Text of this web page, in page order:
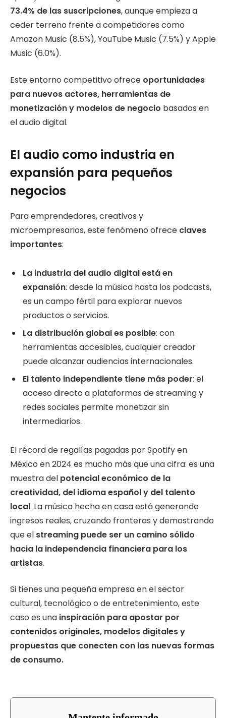
73.4% de las suscripciones, aunque empieza a
ceder terreno frente a competidores como
Amazon Music (8.5%), YouTube Music (7.5%) y Apple
Music (6.0%).
Este entorno competitivo ofrece oportunidades
para nuevos actores, herramientas de
monetización y modelos de negocio basados en
el audio digital.
El audio como industria en
expansión para pequeños
negocios
Para emprendedores, creativos y
microempresarios, este fenómeno ofrece claves
importantes:
La industria del audio digital está en
expansión: desde la música hasta los podcasts,
es un campo fértil para explorar nuevos
productos o servicios.
La distribución global es posible: con
herramientas accesibles, cualquier creador
puede alcanzar audiencias internacionales.
El talento independiente tiene más poder: el
acceso directo a plataformas de streaming y
redes sociales permite monetizar sin
intermediarios.
El récord de regalías pagadas por Spotify en
México en 2024 es mucho más que una cifra: es una
muestra del potencial económico de la
creatividad, del idioma español y del talento
local. La música hecha en casa está generando
ingresos reales, cruzando fronteras y demostrando
que el streaming puede ser un camino sólido
hacia la independencia financiera para los
artistas.
Si tienes una pequeña empresa en el sector
cultural, tecnológico o de entretenimiento, este
caso es una inspiración para apostar por
contenidos originales, modelos digitales y
propuestas que conecten con las nuevas formas
de consumo.